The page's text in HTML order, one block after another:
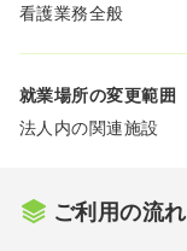
看護業務全般
就業場所の変更範囲
法人内の関連施設
ご利用の流れ